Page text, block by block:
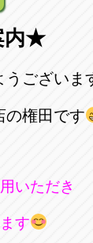
ップル
28-
ップル
85-
25-
2-1-16
郷八反
内★
うございま
の権田です
いただき
す